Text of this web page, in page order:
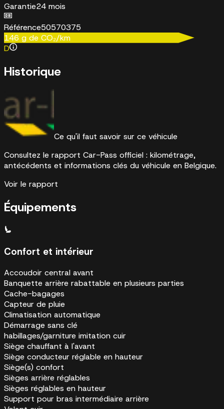
Garantie24 mois
Référence50570375
146 g de CO₂/km
D
Historique
Ce qu'il faut savoir sur ce véhicule
Consultez le rapport Car-Pass officiel : kilométrage,
antécédents et informations clés du véhicule en Belgique.
Voir le rapport
Équipements
Confort et intérieur
Accoudoir central avant
Banquette arrière rabattable en plusieurs parties
Cache-bagages
Capteur de pluie
Climatisation automatique
Démarrage sans clé
habillages/garniture imitation cuir
Siège chauffant à l'avant
Siège conducteur réglable en hauteur
Siège(s) confort
Sièges arrière réglables
Sièges réglables en hauteur
Support pour bras intermédiaire arrière